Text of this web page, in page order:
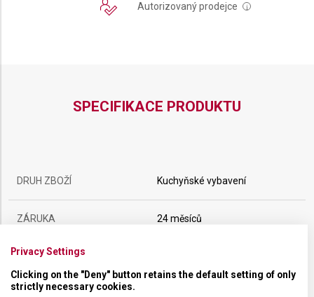
Autorizovaný prodejce i
SPECIFIKACE PRODUKTU
DRUH ZBOŽÍ Kuchyňské vybavení
ZÁRUKA 24 měsíců
HMOTNOST
DÉLKA ČEPELE
Privacy Settings
Clicking on the "Deny" button retains the default setting of only
strictly necessary cookies.